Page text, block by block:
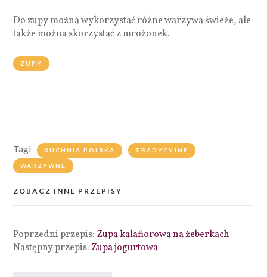
Do zupy można wykorzystać różne warzywa świeże, ale
także można skorzystać z mrożonek.
ZUPY
Tagi KUCHNIA POLSKA TRADYCYJNE
WARZYWNE
ZOBACZ INNE PRZEPISY
Poprzedni przepis: Zupa kalafiorowa na żeberkach
Następny przepis: Zupa jogurtowa